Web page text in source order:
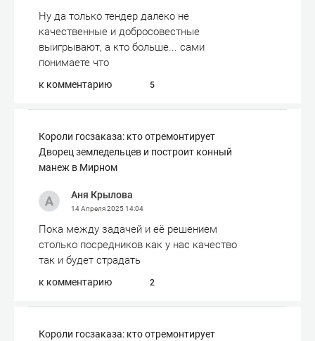
Ну да только тендер далеко не
качественные и добросовестные
выигрывают, а кто больше... сами
понимаете что
к комментарию 5
Короли госзаказа: кто отремонтирует
Дворец земледельцев и построит конный
манеж в Мирном
Аня Крылова
14 Апреля 202514:04
Пока между задачей и её решением
столько посредников как у нас качество
так и будет страдать
к комментарию 2
Короли госзаказа: кто отремонтирует